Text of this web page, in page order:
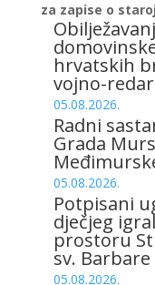
za zapise o
hrvatskih
vojno-
05.08.2026.
Radni
Grada
05.08.2026.
Potpisani
dječjeg
prostoru
sv. Barbare
05.08.2026.